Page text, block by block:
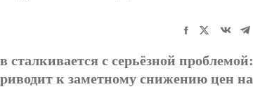
с серьёзной проблемой:
к заметному снижению цен на